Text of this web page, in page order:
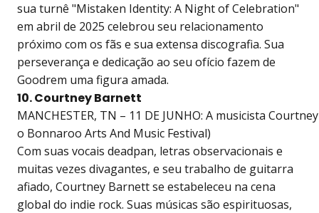
sua turnê "Mistaken Identity: A Night of Celebration"
em abril de 2025 celebrou seu relacionamento
próximo com os fãs e sua extensa discografia. Sua
perseverança e dedicação ao seu ofício fazem de
Goodrem uma figura amada.
10. Courtney Barnett
MANCHESTER, TN – 11 DE JUNHO: A musicista
o Bonnaroo Arts And Music Festival)
Com suas vocais deadpan, letras observacionais e
muitas vezes divagantes, e seu trabalho de guitarra
afiado, Courtney Barnett se estabeleceu na cena
global do indie rock. Suas músicas são espirituosas,